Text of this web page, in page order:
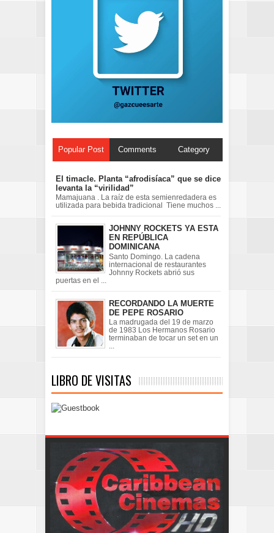
Popular Post Comments Category
El timacle. Planta “afrodisíaca” que se dice
levanta la “virilidad”
Mamajuana . La raíz de esta semienredadera es
utilizada para bebida tradicional Tiene muchos ...
JOHNNY ROCKETS YA ESTA
EN REPÚBLICA
DOMINICANA
Santo Domingo. La cadena
internacional de restaurantes
Johnny Rockets abrió sus
puertas en el ...
RECORDANDO LA MUERTE
DE PEPE ROSARIO
La madrugada del 19 de marzo
de 1983 Los Hermanos Rosario
terminaban de tocar un set en un
...
LIBRO DE VISITAS